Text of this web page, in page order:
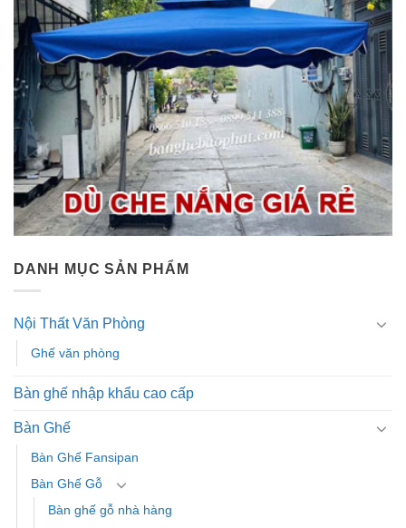
DANH MỤC SẢN PHẨM
Nội Thất Văn Phòng
Ghế văn phòng
Bàn ghế nhập khẩu cao cấp
Bàn Ghế
Bàn Ghế Fansipan
Bàn Ghế Gỗ
Bàn ghế gỗ nhà hàng